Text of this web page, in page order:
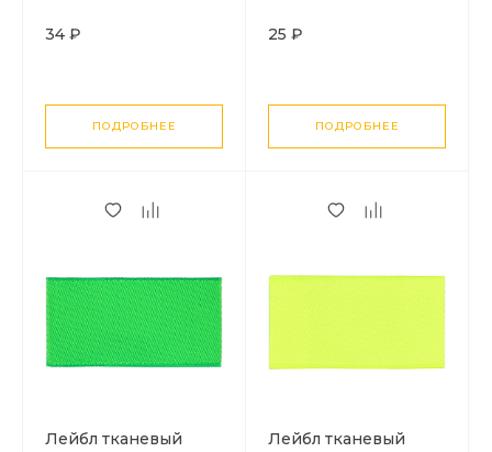
34 ₽
ПОДРОБНЕЕ
25 ₽
ПОДРОБНЕЕ
Лейбл тканевый
Лейбл тканевый